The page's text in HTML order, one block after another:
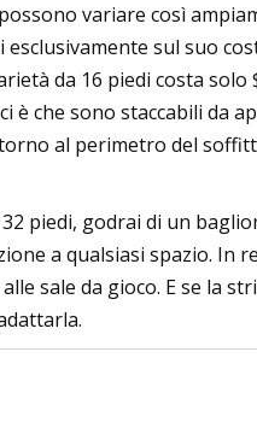
variare così
sul suo
da 16 piedi costa solo
che sono staccabili da
al perimetro del
piedi, godrai di un
a qualsiasi spazio. In
sale da gioco. E se la